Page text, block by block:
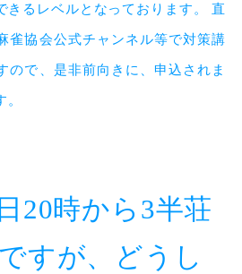
きるレベルとなっております。 直
雀協会公式チャンネル等で対策講
ので、是非前向きに、申込されま
20時から3半荘
すが、どうし